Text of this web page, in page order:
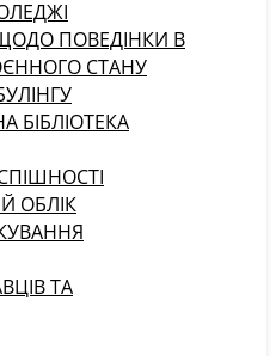
ПОВЕДІНКИ В
СТАНУ
БІБЛІОТЕКА
ОБЛІК
ТА